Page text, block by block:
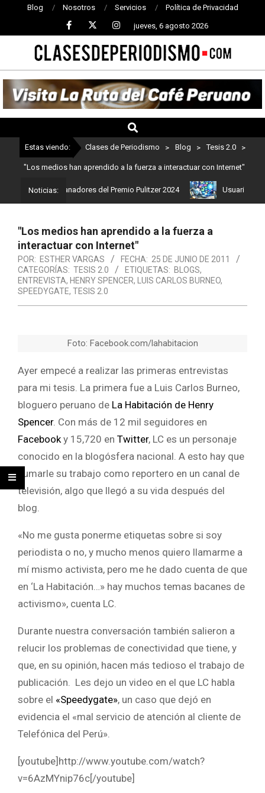
Blog Nosotros Servicios Política de Privacidad
jueves, 6 agosto 2026
CLASES
DE
PERIODISMO
Estas viendo: Clases de Periodismo > Blog > Tesis 2.0 >
"Los medios han aprendido a la fuerza a interactuar con Internet"
Noticias:
son los ganadores del Premio Pulitzer 2024 Usuarios de
"Los medios han aprendido a la fuerza a
interactuar con Internet"
POR: ESTHER VARGAS FECHA: 25 DE JUNIO DE 2011
CATEGORÍAS: TESIS 2.0 ETIQUETAS: BLOGS,
ENTREVISTA, HENRY SPENCER, LUIS CARLOS BURNEO,
SPEEDYGATE, TESIS 2.0
Foto: Facebook.com/lahabitacion
Ayer empecé a realizar las primeras entrevistas
para mi tesis. La primera fue a Luis Carlos Burneo,
bloguero peruano de La Habitación de Henry
Spencer. Con más de 12 mil seguidores en
Facebook y 15,720 en Twitter, LC es un personaje
conocido en la blogósfera nacional. A esto hay que
sumarle su trabajo como reportero en un canal de
televisión, algo que llegó a su vida después del
blog.
«No me gusta ponerme etiquetas sobre si soy
periodista o no, y mucho menos quiero llamarme a
mí mismo activista, pero me he dado cuenta de que
en ‘La Habitación…» hay muchos temas bacanes de
activismo», cuenta LC.
Durante nuestra conversación también salieron a
relucir los problemas de conectividad que tiene, y
que, en su opinión, hacen más tedioso el trabajo de
publicación. Les dejo un video en el que LC habla
sobre el «Speedygate», un caso que dejó en
evidencia el «mal servicio de atención al cliente de
Telefónica del Perú».
[youtube]http://www.youtube.com/watch?
v=6AzMYnip76c[/youtube]